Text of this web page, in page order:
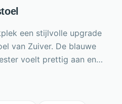
een stijlvolle upgrade
van Zuiver. De blauwe
voelt prettig aan en
gepoedercoate